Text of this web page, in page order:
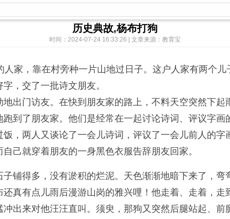
历史典故,杨布打狗
时间：2024-07-24 16:33:26 | 文章来源：教育宝
，靠在村旁种一片山地过日子。这户人家有两个
，交了一批诗文朋友。
门访友。在快到朋友家的路上，不料天空突然下起
到了朋友家。他们是经常在一起讨论诗词、评议字
，两人又谈论了一会儿诗词，评议了一会儿前人的
己就穿着朋友的一身黑色衣服告辞朋友回家。
得多，没有淤积的烂泥。天色渐渐地暗下来了，弯
真有点儿雨后漫游山岗的雅兴哩！他走着、走着，
出来对他汪汪直叫。须臾，那狗又突然后腿站起、